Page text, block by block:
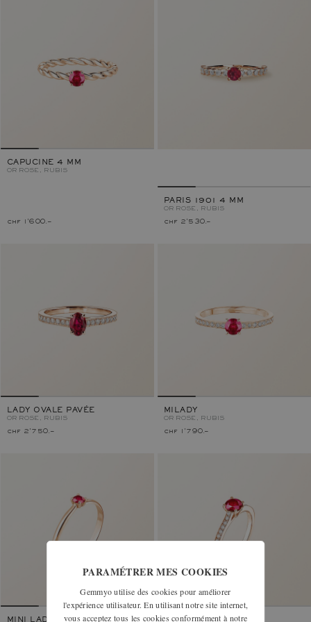
CAPUCINE 4 MM
OR ROSE, RUBIS
chf 1'600.–
PARIS 1901 4 MM
OR ROSE, RUBIS
chf 2'530.–
LADY OVALE PAVÉE
OR ROSE, RUBIS
chf 2'750.–
MILADY
OR ROSE, RUBIS
chf 1'790.–
MINI LADY LITTLE LADY PAVÉE
PARAMÉTRER MES COOKIES
Gemmyo utilise des cookies pour améliorer
l'expérience utilisateur. En utilisant notre site internet,
vous acceptez tous les cookies conformément à notre